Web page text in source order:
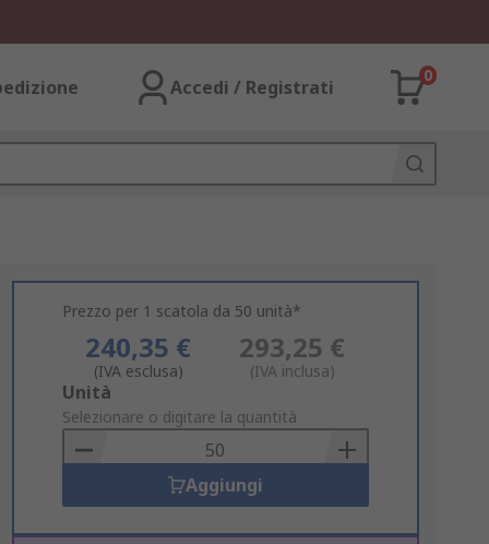
Accedi / Registrati
0
Prezzo per 1 scatola da 50 unità*
240,35 €
(IVA esclusa)
293,25 €
(IVA inclusa)
Add
to
Basket
Unità
Selezionare o digitare la quantità
Aggiungi